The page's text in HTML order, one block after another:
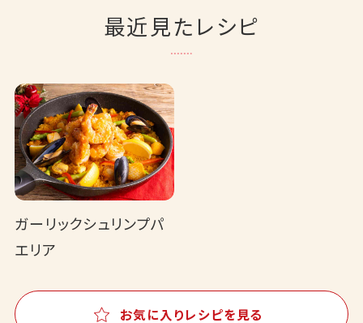
最近見たレシピ
ガーリックシュリンプパ
エリア
お気に入りレシピを見る